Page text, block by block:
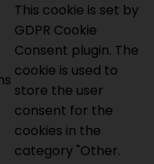
This cookie is set by
GDPR Cookie
Consent plugin. The
cookie is used to
store the user
consent for the
cookies in the
category "Other.